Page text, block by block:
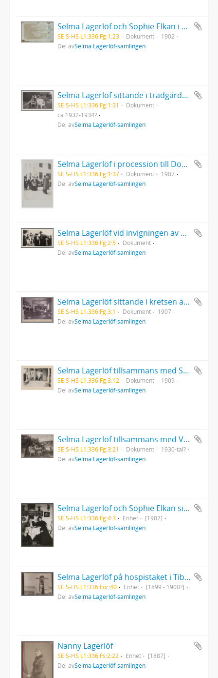
Selma Lagerlöf och Sophie Elkan i Elkans våning i Göteborg
SE S-HS L1:336:Fg:1:23 Dokument
1902
Del avSelma Lagerlöf-samlingen
Selma Lagerlöf sittande i trädgårdsmöbler tillsammans med Valborg Olander och Ellen Lundgren
SE S-HS L1:336:Fg:1:31
Dokument
ca 1932-1934?
Del avSelma Lagerlöf-samlingen
Selma Lagerlöf i procession till Domkyrkan under Linnéfesten i Uppsala då hon blev hedersdoktor
SE S-HS L1:336:Fg:1:37 Dokument
1907
Del avSelma Lagerlöf-samlingen
Selma Lagerlöf vid invigningen av Dr. Åbergs barnhem, Lappnäs i Sunne, Värmland 1928
SE S-HS L1:336:Fg:2:5
Dokument
Del avSelma Lagerlöf-samlingen
Selma Lagerlöf sittande i kretsen av några familjemedlemmar i Centralpalatset i Falun
SE S-HS L1:336:Fg:3:1 Dokument
1907
Del avSelma Lagerlöf-samlingen
Selma Lagerlöf tillsammans med Sophie Elkan, modern Louise Lagerlöf och Anna Oom på verandan, Mårbacka
SE S-HS L1:336:Fg:3:12 Dokument
1909
Del avSelma Lagerlöf-samlingen
Selma Lagerlöf tillsammans med Valborg Olander och Ellen Lundgren i trädgården på Mårbacka
SE S-HS L1:336:Fg:3:21 Dokument
1930-tal?
Del avSelma Lagerlöf-samlingen
Selma Lagerlöf och Sophie Elkan sittande vid litet runt bord
SE S-HS L1:336:Fg:4:3 Enhet
[1907]
Del avSelma Lagerlöf-samlingen
Selma Lagerlöf på hospistaket i Tiberias under sin Orientresa
SE S-HS L1:336:For:40 Enhet
[1899 - 1900?]
Del avSelma Lagerlöf-samlingen
Nanny Lagerlöf
SE S-HS L1:336:Fs:2:22 Enhet
[1887]
Del avSelma Lagerlöf-samlingen